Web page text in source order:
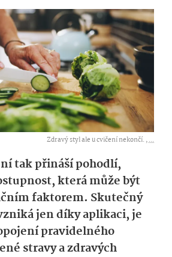
Zdravý styl ale u cvičení nekončí. ,...
tak přináší pohodlí,
která může být
faktorem. Skutečný
jen díky aplikaci, je
pravidelného
stravy a zdravých